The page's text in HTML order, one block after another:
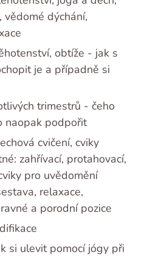
vědomé dýchání,
obtíže - jak s
je a případně si
trimestrů - čeho
naopak podpořit
cvičení, cviky
zahřívací, protahovací,
pro uvědomění
relaxace,
a porodní pozice
si ulevit pomocí jógy při